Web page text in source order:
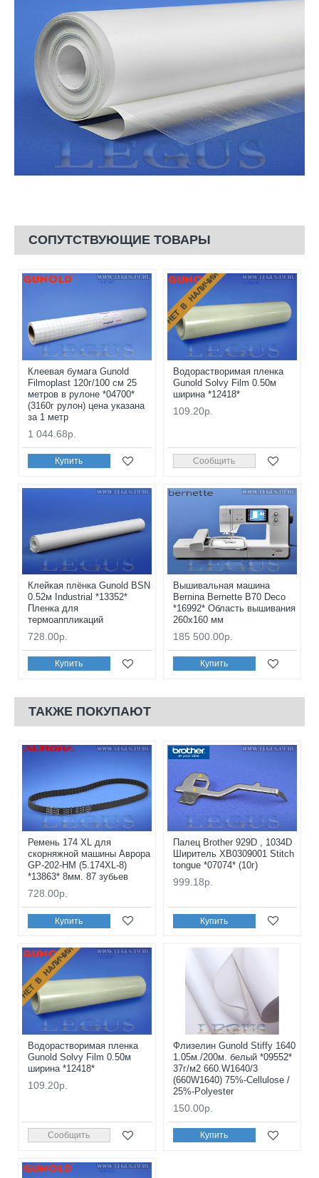
СОПУТСТВУЮЩИЕ ТОВАРЫ
Клеевая бумага Gunold
Filmoplast 120г/100 см 25
метров в рулоне *04700*
(3160г рулон) цена указана
за 1 метр
1 044.68р.
Купить
НЕТ В НАЛИЧИИ
Водорастворимая пленка
Gunold Solvy Film 0.50м
ширина *12418*
109.20р.
Сообщить
Клейкая плёнка Gunold BSN
0.52м Industrial *13352*
Пленка для
термоаппликаций
728.00р.
Купить
Вышивальная машина
Bernina Bernette B70 Deco
*16992* Область вышивания
260x160 мм
185 500.00р.
Купить
ТАКЖЕ ПОКУПАЮТ
Ремень 174 XL для
скорняжной машины Аврора
GP-202-HM (5.174XL-8)
*13863* 8мм. 87 зубьев
728.00р.
Купить
Палец Brother 929D , 1034D
Ширитель XB0309001 Stitch
tongue *07074* (10г)
999.18р.
Купить
НЕТ В НАЛИЧИИ
Водорастворимая пленка
Gunold Solvy Film 0.50м
ширина *12418*
109.20р.
Сообщить
Флизелин Gunold Stiffy 1640
1.05м./200м. белый *09552*
37г/м2 660.W1640/3
(660W1640) 75%-Cellulose /
25%-Polyester
150.00р.
Купить